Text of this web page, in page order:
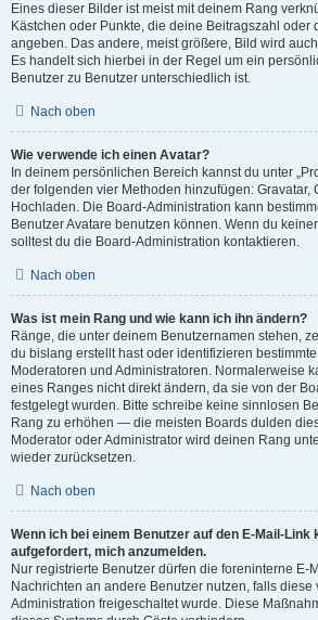
Eines dieser Bilder ist meist mit deinem Rang
Kästchen oder Punkte, die deine Beitragszahl oder
angeben. Das andere, meist größere, Bild wird
Es handelt sich hierbei in der Regel um ein
Benutzer zu Benutzer unterschiedlich ist.
Nach oben
Wie verwende ich einen Avatar?
In deinem persönlichen Bereich kannst du unter
der folgenden vier Methoden hinzufügen: Gravatar,
Hochladen. Die Board-Administration kann
Benutzer Avatare benutzen können. Wenn du
solltest du die Board-Administration kontaktieren.
Nach oben
Was ist mein Rang und wie kann ich ihn ändern?
Ränge, die unter deinem Benutzernamen stehen,
du bislang erstellt hast oder identifizieren
Moderatoren und Administratoren. Normalerweise
eines Ranges nicht direkt ändern, da sie von der
festgelegt wurden. Bitte schreibe keine sinnlosen
Rang zu erhöhen — die meisten Boards dulden
Moderator oder Administrator wird deinen Rang
wieder zurücksetzen.
Nach oben
Wenn ich bei einem Benutzer auf den E-Mail-Link
aufgefordert, mich anzumelden.
Nur registrierte Benutzer dürfen die foreninterne E-
Nachrichten an andere Benutzer nutzen, falls diese
Administration freigeschaltet wurde. Diese